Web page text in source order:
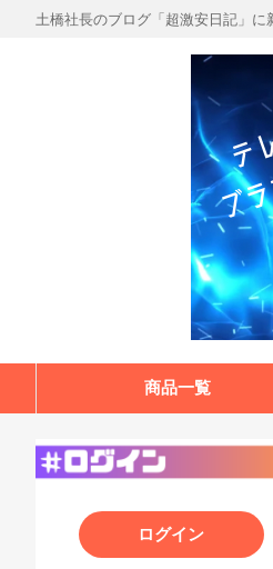
土橋社長のブログ「超激安日記」に
商品一覧
ログイン